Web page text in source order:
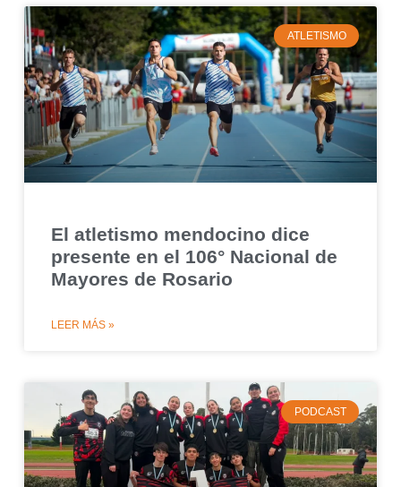
ATLETISMO
El atletismo mendocino dice
presente en el 106° Nacional de
Mayores de Rosario
LEER MÁS »
PODCAST